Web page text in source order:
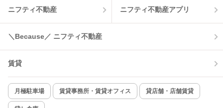
温水洗浄便座 オートロック
コンロ2口以上
新着のみ インターネット無料
ニフティ不動産 ニフティ不動産アプリ
＼Because／ ニフティ不動産
賃貸
月極駐車場 賃貸事務所・賃貸オフィス 貸店舗・店舗賃貸